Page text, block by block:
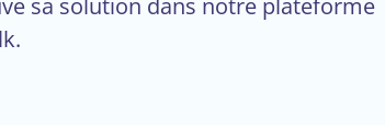
sa solution dans notre plateforme